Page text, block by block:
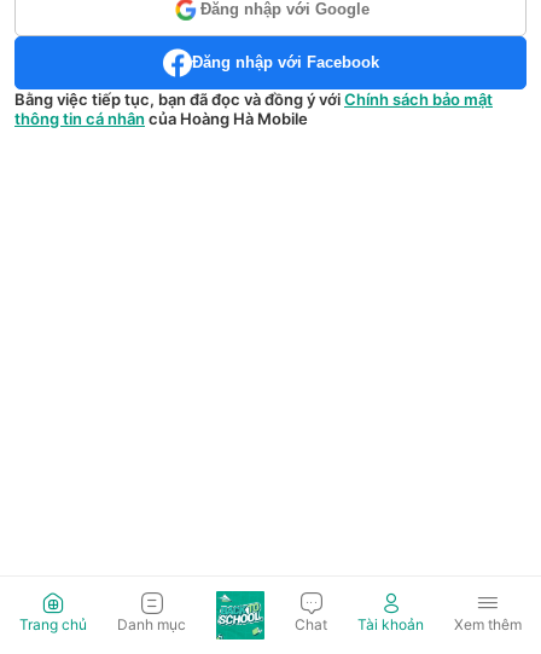
Đăng nhập với Google
Đăng nhập với Facebook
Bằng việc tiếp tục, bạn đã đọc và đồng ý vớiChính sách bảo mật
thông tin cá nhân của Hoàng Hà Mobile
Trang chủ Danh mục Chat Tài khoản Xem thêm